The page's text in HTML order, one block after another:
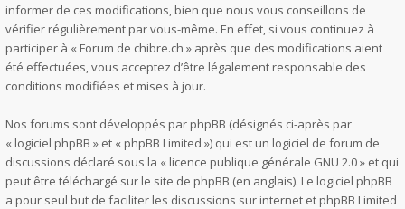
informer de ces modifications, bien que nous vous conseillons de
vérifier régulièrement par vous-même. En effet, si vous continuez à
participer à « Forum de chibre.ch » après que des modifications aient
été effectuées, vous acceptez d’être légalement responsable des
conditions modifiées et mises à jour.
Nos forums sont développés par phpBB (désignés ci-après par
« logiciel phpBB » et « phpBB Limited ») qui est un logiciel de forum de
discussions déclaré sous la « licence publique générale GNU 2.0» et qui
peut être téléchargé sur le site de phpBB (en anglais). Le logiciel phpBB
a pour seul but de faciliter les discussions sur internet et phpBB Limited